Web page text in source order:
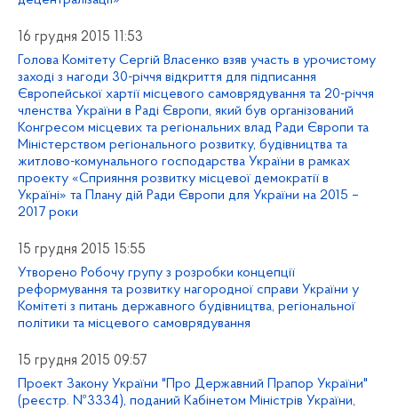
16 грудня 2015 11:53
Голова Комітету Сергій Власенко взяв участь в урочистому
заході з нагоди 30-річчя відкриття для підписання
Європейської хартії місцевого самоврядування та 20-річчя
членства України в Раді Європи, який був організований
Конгресом місцевих та регіональних влад Ради Європи та
Міністерством регіонального розвитку, будівництва та
житлово-комунального господарства України в рамках
проекту «Сприяння розвитку місцевої демократії в
Україні» та Плану дій Ради Європи для України на 2015 –
2017 роки
15 грудня 2015 15:55
Утворено Робочу групу з розробки концепції
реформування та розвитку нагородної справи України у
Комітеті з питань державного будівництва, регіональної
політики та місцевого самоврядування
15 грудня 2015 09:57
Проект Закону України "Про Державний Прапор України"
(реєстр. №3334), поданий Кабінетом Міністрів України,